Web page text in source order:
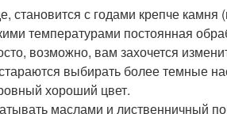
становится с годами крепче камня
температурами постоянная
возможно, вам захочется
выбирать более темные
хороший цвет.
маслами и лиственничный